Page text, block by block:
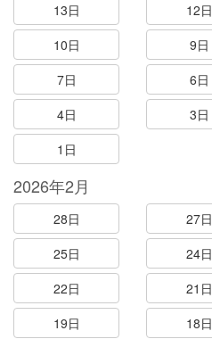
13日
12日
10日
9日
7日
6日
4日
3日
1日
2026年2月
28日 27日
25日
24日
22日
21日
19日
18日